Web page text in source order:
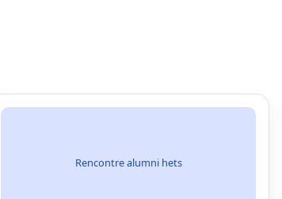
Rencontre alumni hets